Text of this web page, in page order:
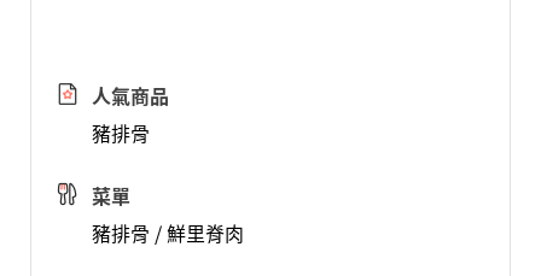
人氣商品
豬排骨
菜單
豬排骨 / 鮮里脊肉